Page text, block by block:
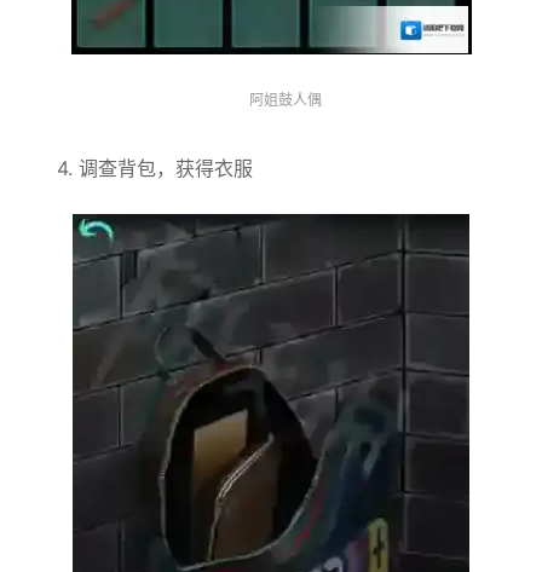
阿姐鼓人偶
4. 调查背包，获得衣服